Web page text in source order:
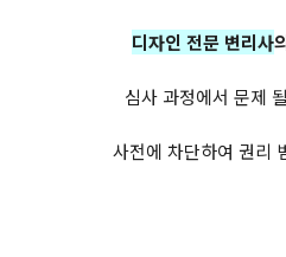
디자인 전문 변리사
심사 과정에서 문제
사전에 차단하여 권리